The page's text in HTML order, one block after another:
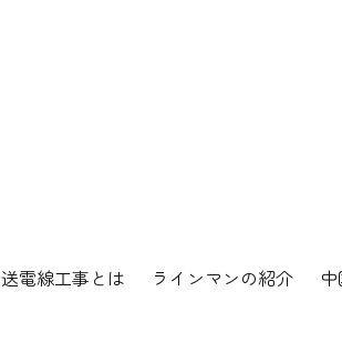
送電線工事とは ラインマンの紹介